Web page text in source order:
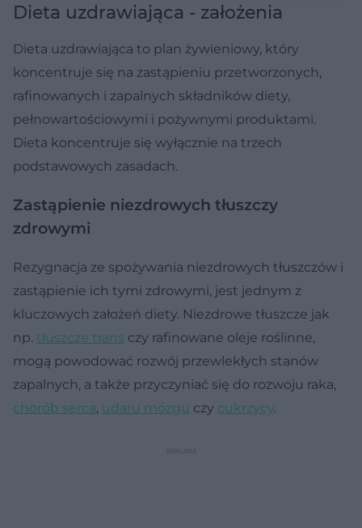
Dieta uzdrawiająca - założenia
Dieta uzdrawiająca to plan żywieniowy, który
koncentruje się na zastąpieniu przetworzonych,
rafinowanych i zapalnych składników diety,
pełnowartościowymi i pożywnymi produktami.
Dieta koncentruje się wyłącznie na trzech
podstawowych zasadach.
Zastąpienie niezdrowych tłuszczy
zdrowymi
Rezygnacja ze spożywania niezdrowych tłuszczów i
zastąpienie ich tymi zdrowymi, jest jednym z
kluczowych założeń diety. Niezdrowe tłuszcze jak
np. tłuszcze trans czy rafinowane oleje roślinne,
mogą powodować rozwój przewlekłych stanów
zapalnych, a także przyczyniać się do rozwoju raka,
chorób serca, udaru mózgu czy cukrzycy.